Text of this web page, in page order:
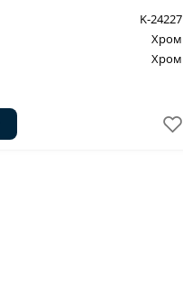
K-24227
Хром
Хром